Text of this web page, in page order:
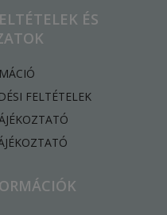
ÉS
FELTÉTELEK